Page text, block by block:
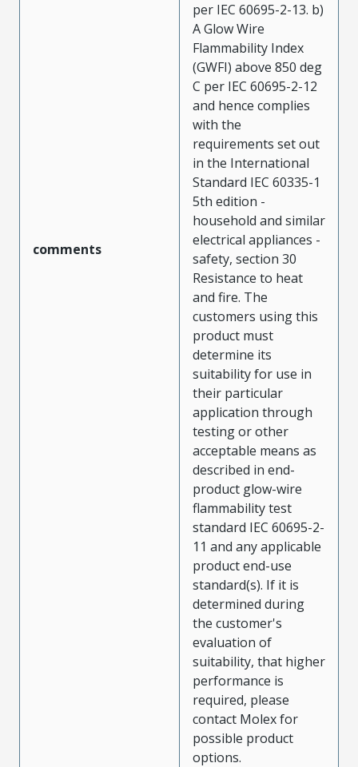
comments
per IEC 60695-2-13. b)
A Glow Wire
Flammability Index
(GWFI) above 850 deg
C per IEC 60695-2-12
and hence complies
with the
requirements set out
in the International
Standard IEC 60335-1
5th edition -
household and similar
electrical appliances -
safety, section 30
Resistance to heat
and fire. The
customers using this
product must
determine its
suitability for use in
their particular
application through
testing or other
acceptable means as
described in end-
product glow-wire
flammability test
standard IEC 60695-2-
11 and any applicable
product end-use
standard(s). If it is
determined during
the customer's
evaluation of
suitability, that higher
performance is
required, please
contact Molex for
possible product
options.